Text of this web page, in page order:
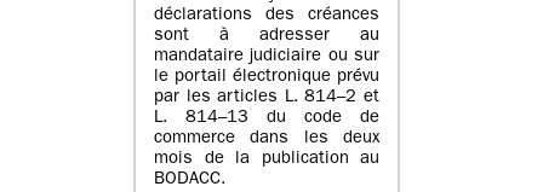
déclarations des créances
sont à adresser au
mandataire judiciaire ou sur
le portail électronique prévu
par les articles L. 814–2 et
L. 814–13 du code de
commerce dans les deux
mois de la publication au
BODACC.